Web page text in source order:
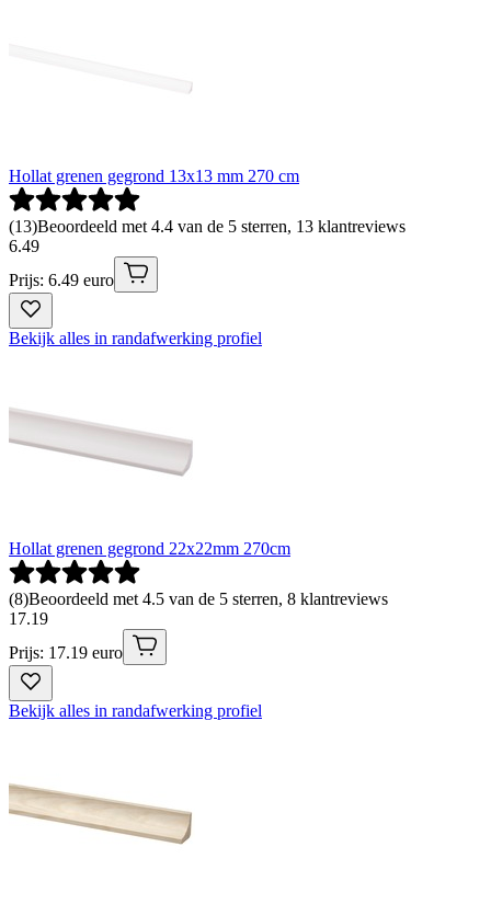
Hollat grenen gegrond 13x13 mm 270 cm
(13)Beoordeeld met 4.4 van de 5 sterren, 13 klantreviews
6.49
Prijs: 6.49 euro
Bekijk alles in randafwerking profiel
Hollat grenen gegrond 22x22mm 270cm
(8)Beoordeeld met 4.5 van de 5 sterren, 8 klantreviews
17.19
Prijs: 17.19 euro
Bekijk alles in randafwerking profiel